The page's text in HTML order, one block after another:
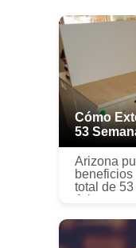
Cómo
53
Arizona
total de 53
Arizona
Durante